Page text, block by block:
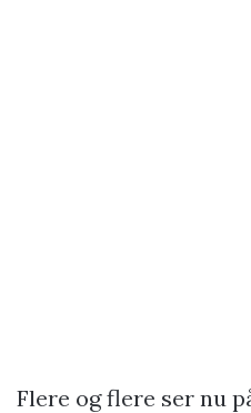
Flere og flere ser nu